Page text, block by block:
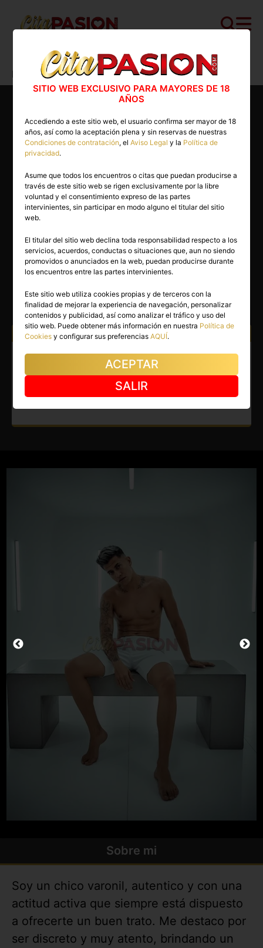
Cita PASION.COM>Boys >Madrid>Madrid capital
Italo
25 años
ITALO
Madrid capital(Madrid)
(4)
Atiendo a: Hombres Parejas
Boy en Madrid capital.
¡Novedad en Madrid! Chico
varonil y muy activo.
Sobre mi
Soy un chico varonil, autentico y con una
actitud activa que siempre está dispuesto
a ofrecerte un buen trato. Me destaco por
ser discreto y muy atento, brindando un
SITIO WEB EXCLUSIVO PARA MAYORES DE 18
AÑOS
Accediendo a este sitio web, el usuario confirma ser mayor de 18
años, así como la aceptación plena y sin reservas de nuestras
Condiciones de contratación, elAviso Legal y la Política de
privacidad.
Asume que todos los encuentros o citas que puedan producirse a
través de este sitio web se rigen exclusivamente por la libre
voluntad y el consentimiento expreso de las partes
intervinientes, sin participar en modo alguno el titular del sitio
web.
El titular del sitio web declina toda responsabilidad respecto a los
servicios, acuerdos, conductas o situaciones que, aun no siendo
promovidos o anunciados en la web, puedan producirse durante
los encuentros entre las partes intervinientes.
Este sitio web utiliza cookies propias y de terceros con la
finalidad de mejorar la experiencia de navegación, personalizar
contenidos y publicidad, así como analizar el tráfico y uso del
sitio web. Puede obtener más información en nuestra Política de
Cookies y configurar sus preferenciasAQUÍ.
ACEPTAR
SALIR